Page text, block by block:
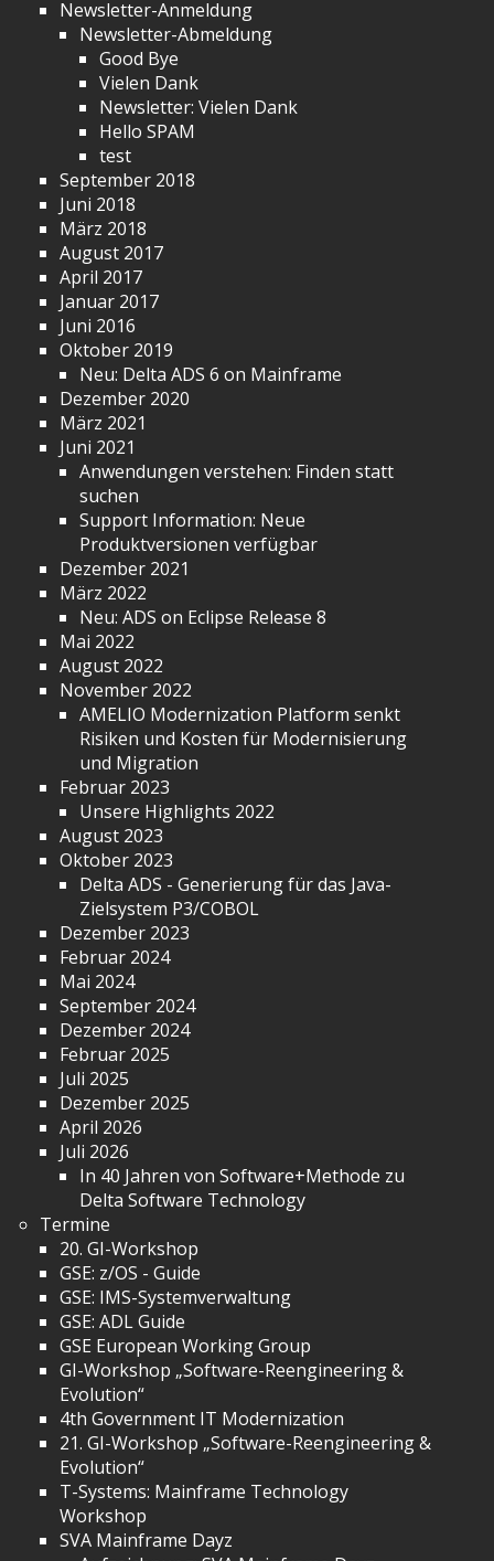
Newsletter-Anmeldung
Newsletter-Abmeldung
Good Bye
Vielen Dank
Newsletter: Vielen Dank
Hello SPAM
test
September 2018
Juni 2018
März 2018
August 2017
April 2017
Januar 2017
Juni 2016
Oktober 2019
Neu: Delta ADS 6 on Mainframe
Dezember 2020
März 2021
Juni 2021
Anwendungen verstehen: Finden statt
suchen
Support Information: Neue
Produktversionen verfügbar
Dezember 2021
März 2022
Neu: ADS on Eclipse Release 8
Mai 2022
August 2022
November 2022
AMELIO Modernization Platform senkt
Risiken und Kosten für Modernisierung
und Migration
Februar 2023
Unsere Highlights 2022
August 2023
Oktober 2023
Delta ADS - Generierung für das Java-
Zielsystem P3/COBOL
Dezember 2023
Februar 2024
Mai 2024
September 2024
Dezember 2024
Februar 2025
Juli 2025
Dezember 2025
April 2026
Juli 2026
In 40 Jahren von Software+Methode zu
Delta Software Technology
Termine
20. GI-Workshop
GSE: z/OS - Guide
GSE: IMS-Systemverwaltung
GSE: ADL Guide
GSE European Working Group
GI-Workshop „Software-Reengineering &
Evolution“
4th Government IT Modernization
21. GI-Workshop „Software-Reengineering &
Evolution“
T-Systems: Mainframe Technology
Workshop
SVA Mainframe Dayz